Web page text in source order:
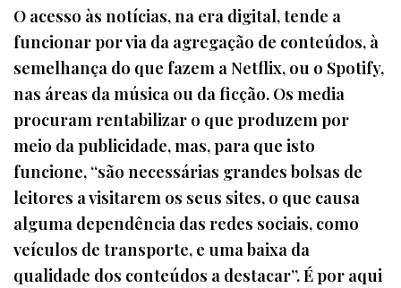
O acesso às notícias, na era digital, tende a
funcionar por via da agregação de conteúdos, à
semelhança do que fazem a Netflix, ou o Spotify,
nas áreas da música ou da ficção. Os media
procuram rentabilizar o que produzem por
meio da publicidade, mas, para que isto
funcione, “são necessárias grandes bolsas de
leitores a visitarem os seus sites, o que causa
alguma dependência das redes sociais, como
veículos de transporte, e uma baixa da
qualidade dos conteúdos a destacar”. É por aqui